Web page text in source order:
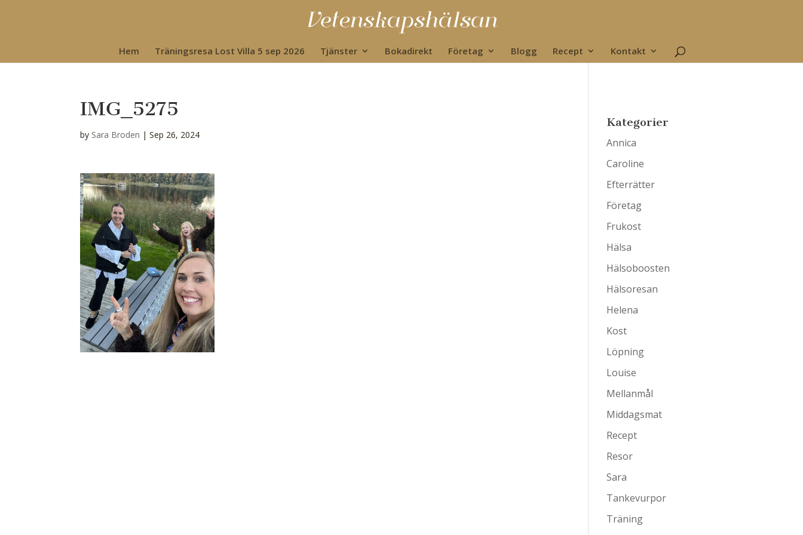
Hem Träningsresa Lost Villa 5 sep 2026 Tjänster Bokadirekt Företag Blogg Recept Kontakt
IMG_5275
by Sara Broden |Sep 26, 2024
Kategorier
Annica
Caroline
Efterrätter
Företag
Frukost
Hälsa
Hälsoboosten
Hälsoresan
Helena
Kost
Löpning
Louise
Mellanmål
Middagsmat
Recept
Resor
Sara
Tankevurpor
Träning